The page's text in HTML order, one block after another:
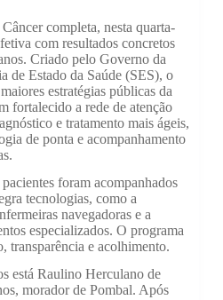
completa, nesta quarta-
com resultados concretos
Criado pelo Governo da
de Estado da Saúde (SES), o
estratégias públicas da
fortalecido a rede de atenção
e tratamento mais ágeis,
de ponta e acompanhamento
foram acompanhados
tecnologias, como a
navegadoras e a
especializados. O programa
transparência e acolhimento.
está Raulino Herculano de
morador de Pombal. Após